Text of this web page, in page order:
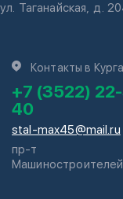
ул. Таганайская, д.
Контакты в
+7 (3522)
40
stal-max45@mail.ru
пр-т